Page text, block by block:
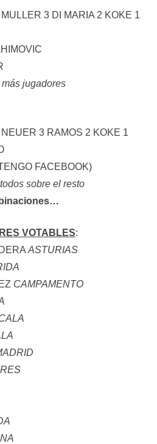
3 DI MARIA 2 KOKE 1
jugadores
3 RAMOS 2 KOKE 1
FACEBOOK)
sobre el resto
VOTABLES:
ASTURIAS
CAMPAMENTO